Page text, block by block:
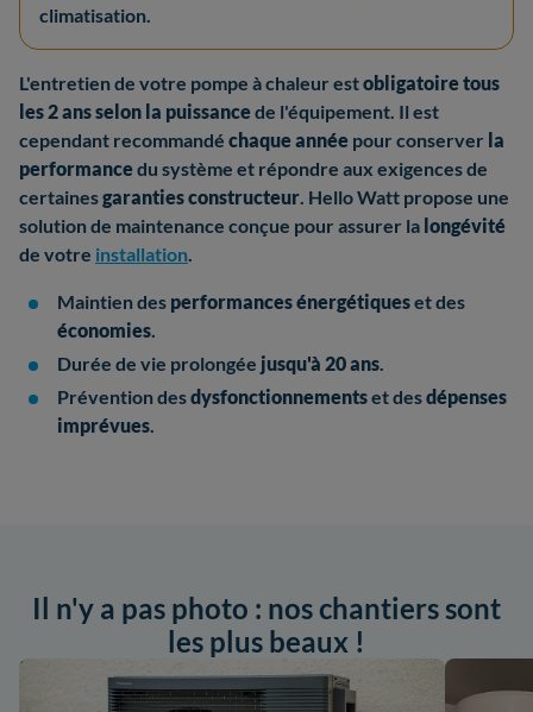
climatisation.
L'entretien de votre pompe à chaleur estobligatoire tous
les 2 ans selon la puissance de l'équipement. Il est
cependant recommandé chaque année pour conserver la
performance du système et répondre aux exigences de
certainesgaranties constructeur. Hello Watt propose une
solution de maintenance conçue pour assurer la longévité
de votre installation.
Maintien des performances énergétiqueset des
économies.
Durée de vie prolongée jusqu'à 20 ans.
Prévention desdysfonctionnementset desdépenses
imprévues.
Il n'y a pas photo : nos chantiers sont
les plus beaux !